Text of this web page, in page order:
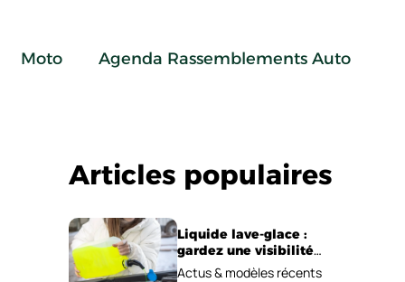
Moto Agenda Rassemblements Auto
Articles populaires
Liquide lave-glace :
gardez une visibilité
parfaite en voiture
Actus & modèles récents